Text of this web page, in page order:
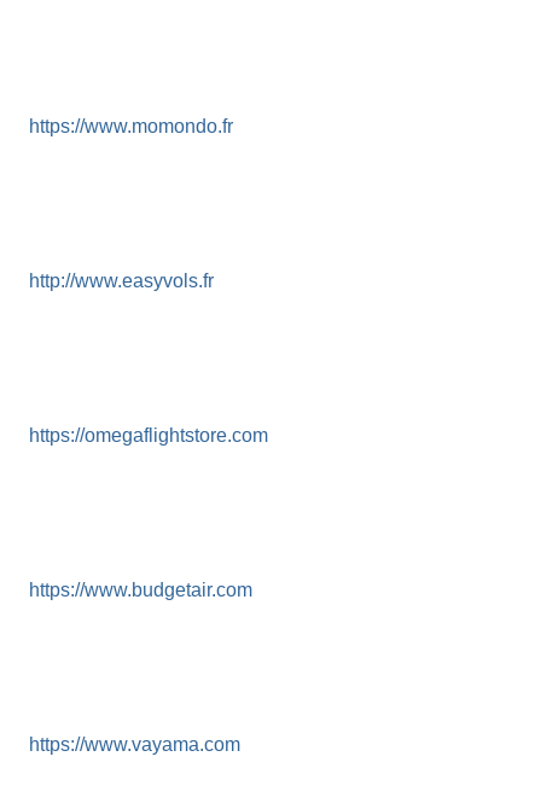
https://www.momondo.fr
http://www.easyvols.fr
https://omegaflightstore.com
https://www.budgetair.com
https://www.vayama.com